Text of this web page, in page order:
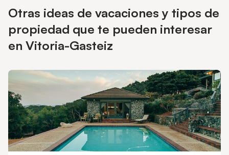
Otras ideas de vacaciones y tipos de
propiedad que te pueden interesar
en Vitoria-Gasteiz